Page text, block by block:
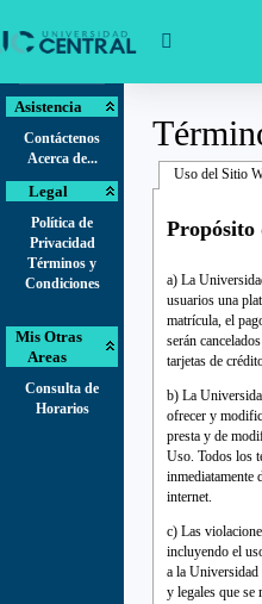
Asistencia
Contáctenos
Acerca de...
Legal
Política de
Privacidad
Términos y
Condiciones
Mis Otras
Areas
Consulta de
Horarios
Uso del Sitio
Propósito
a) La
usuarios una
matrícula, el
serán
tarjetas de
b) La
ofrecer y
presta y de
Uso. Todos los
inmediatamente
internet.
c) Las
incluyendo el
a la Universidad
y legales que se